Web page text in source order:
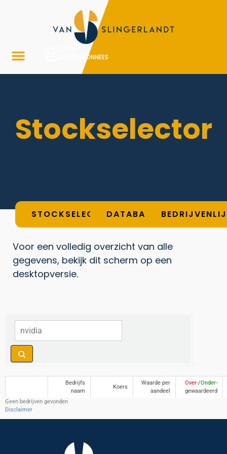
VOOR ABONNEES
Stockselector
STOCKSELECTORDATABASE
Voor een volledig overzicht van alle
gegevens, bekijk dit scherm op een
desktopversie.
Bedrijfs
naam
Koers
Waarde per
aandeel
Over-/Onder-
gewaardeerd
Geen bedrijven gevonden
Disclaimer